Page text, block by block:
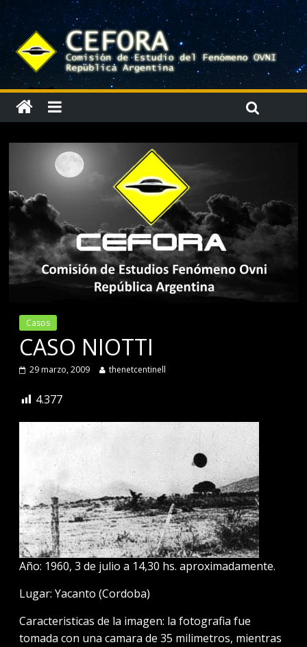
Casos
CASO NIOTTI
29 marzo, 2009 thenetcentinell
4.377
Año: 1960, 3 de julio a 14,30 hs. aproximadamente.
Lugar: Yacanto (Cordoba)
Caracteristicas de la imagen: la fotografia fue
tomada con una camara de 35 milimetros, mientras